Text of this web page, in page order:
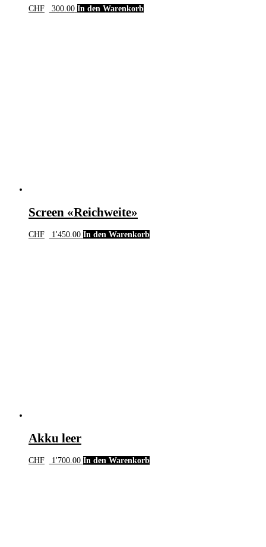
CHF 300.00 In den Warenkorb
Screen «Reichweite»
CHF 1'450.00 In den Warenkorb
Akku leer
CHF 1'700.00 In den Warenkorb